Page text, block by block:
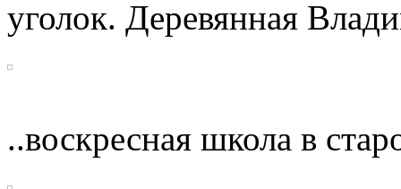
уголок. Деревянная
..воскресная школа в